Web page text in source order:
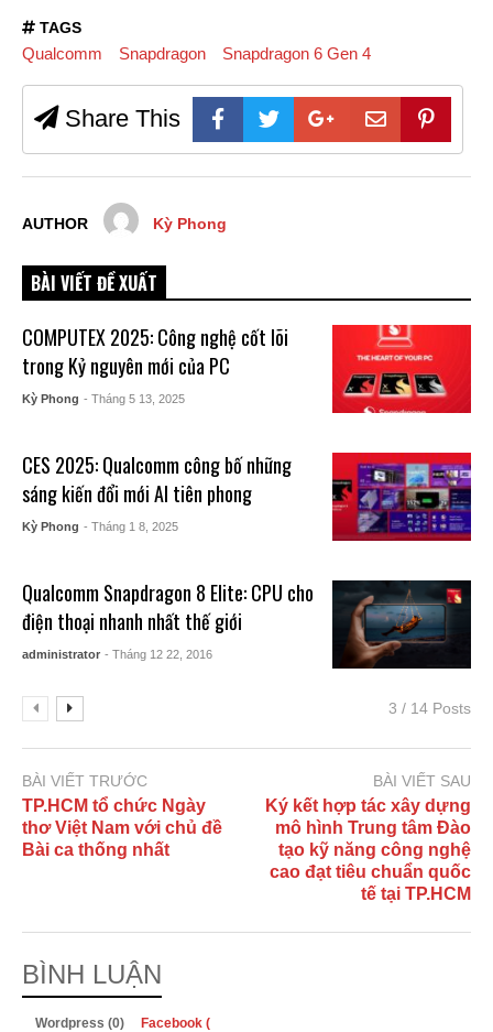
TAGS
Qualcomm Snapdragon Snapdragon 6 Gen 4
Share This
AUTHOR Kỳ Phong
BÀI VIẾT ĐỀ XUẤT
COMPUTEX 2025: Công nghệ cốt lõi
trong Kỷ nguyên mới của PC
Kỳ Phong - Tháng 5 13, 2025
CES 2025: Qualcomm công bố những
sáng kiến đổi mới AI tiên phong
Kỳ Phong - Tháng 1 8, 2025
Qualcomm Snapdragon 8 Elite: CPU cho
điện thoại nhanh nhất thế giới
administrator - Tháng 12 22, 2016
3 / 14 Posts
BÀI VIẾT TRƯỚC
TP.HCM tổ chức Ngày
thơ Việt Nam với chủ đề
Bài ca thống nhất
BÀI VIẾT SAU
Ký kết hợp tác xây dựng
mô hình Trung tâm Đào
tạo kỹ năng công nghệ
cao đạt tiêu chuẩn quốc
tế tại TP.HCM
BÌNH LUẬN
Wordpress (0) Facebook (